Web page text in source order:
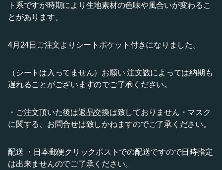
ト系ですが時期により生地素材の色味や風合いが変わるこ
とがあります。
4月24日ご注文よりシートポケット付きになりました。
（シートは入ってません）お願い 注文数によっては納期も
遅れることがございますのでご了承ください。
・ご注文頂いた後は返品交換は致しておりません・マスク
に関する、お問合せは致しかねますのでご了承ください。
配送 ・日本郵便クリックポストでの配送ですので日時指定
は出来ませんのでご了承ください。